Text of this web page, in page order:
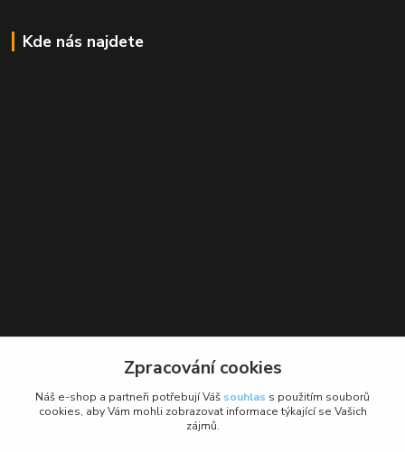
Kde nás najdete
BikeForce.cz
Zpracování cookies
Náš e-shop a partneři potřebují Váš souhlas s použitím souborů
cookies, aby Vám mohli zobrazovat informace týkající se Vašich
zájmů.